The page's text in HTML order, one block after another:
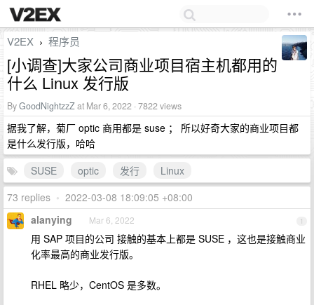
V2EX › 程序员
[小调查]大家公司商业项目宿主机都用的
什么 Linux 发行版
ByGoodNightzzZat Mar 6, 2022 · 7822 views
据我了解，菊厂 optic 商用都是 suse ； 所以好奇大家的商业项目都
是什么发行版，哈哈
SUSE
optic 发行
Linux
73 replies • 2022-03-08 18:09:05 +08:00
1
alanying Mar 6, 2022
用 SAP 项目的公司 接触的基本上都是 SUSE ，这也是接触商业
化率最高的商业发行版。
RHEL 略少，CentOS 是多数。